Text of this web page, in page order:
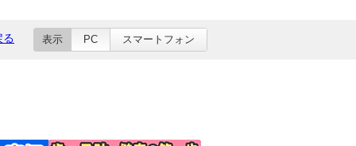
る 表示 PC スマートフォン